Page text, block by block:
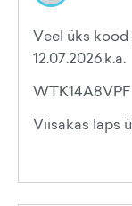
Veel üks
12.07.2026.k.a.
WTK14A8VPF
Viisakas laps